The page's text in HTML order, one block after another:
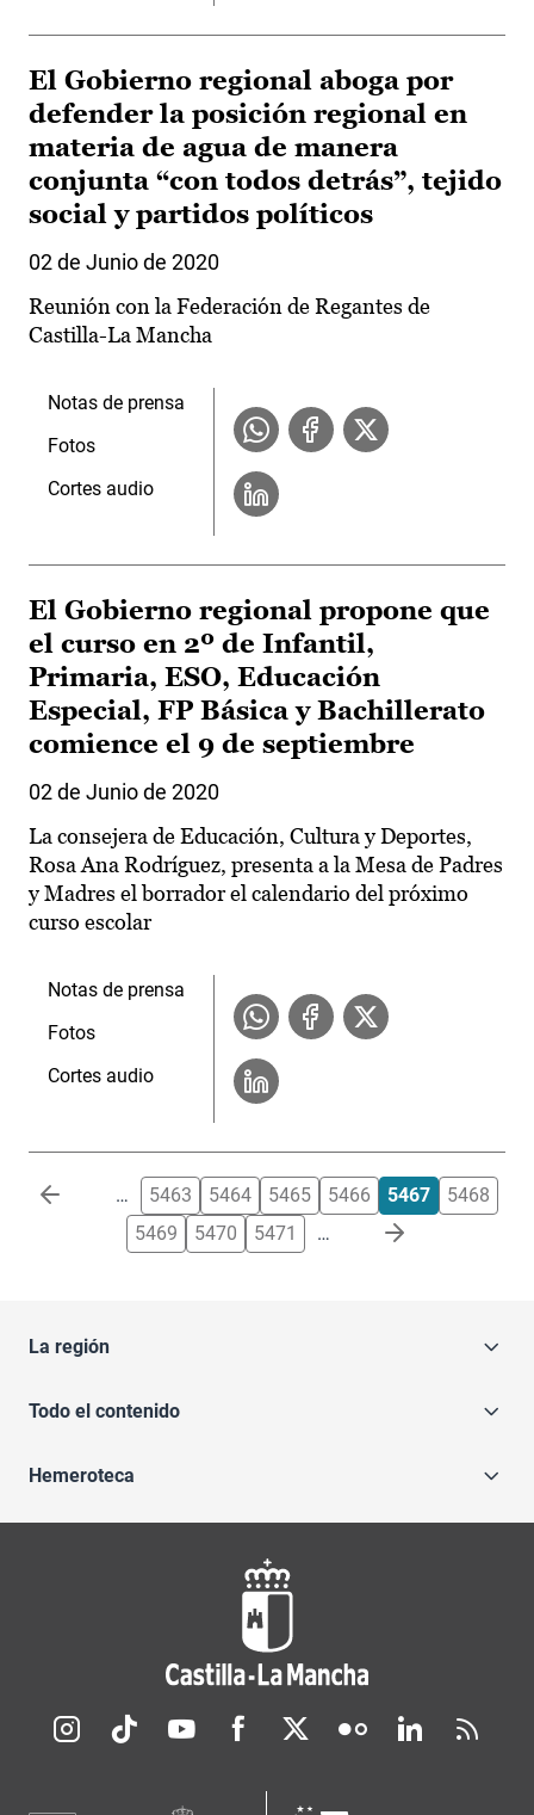
El Gobierno regional aboga por
defender la posición regional en
materia de agua de manera
conjunta “con todos detrás”, tejido
social y partidos políticos
02 de Junio de 2020
Reunión con la Federación de Regantes de
Castilla-La Mancha
Notas de prensa
Fotos
Cortes audio
El Gobierno regional propone que
el curso en 2º de Infantil,
Primaria, ESO, Educación
Especial, FP Básica y Bachillerato
comience el 9 de septiembre
02 de Junio de 2020
La consejera de Educación, Cultura y Deportes,
Rosa Ana Rodríguez, presenta a la Mesa de Padres
y Madres el borrador el calendario del próximo
curso escolar
Notas de prensa
Fotos
Cortes audio
Paginación … 5463 5464 5465 5466 5467
5468
5469
5470 5471 …
La región
Todo el contenido
Hemeroteca
Redes sociales JCCM